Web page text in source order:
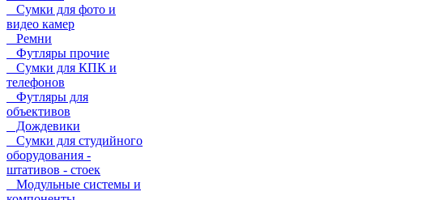
Сумки для фото и
видео камер
Ремни
Футляры прочие
Сумки для КПК и
телефонов
Футляры для
объективов
Дождевики
Сумки для студийного
оборудования -
штативов - стоек
Модульные системы и